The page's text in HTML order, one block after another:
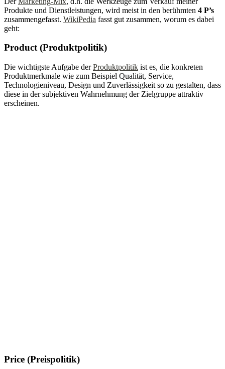
Produkte und Dienstleistungen, wird meist in den berühmten 4 P’s
zusammengefasst. WikiPedia fasst gut zusammen, worum es dabei
geht:
Product (Produktpolitik)
Die wichtigste Aufgabe derProduktpolitik ist es, die konkreten
Produktmerkmale wie zum Beispiel Qualität, Service,
Technologieniveau, Design und Zuverlässigkeit so zu gestalten, dass
diese in der subjektiven Wahrnehmung der Zielgruppe attraktiv
erscheinen.
Price (Preispolitik)